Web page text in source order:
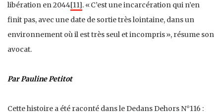
libération en 2044[11]. « C’est une incarcération qui n’en
finit pas, avec une date de sortie très lointaine, dans un
environnement où il est très seul et incompris », résume son
avocat.
Par Pauline Petitot
Cette histoire a été raconté dans le Dedans Dehors N°116 :